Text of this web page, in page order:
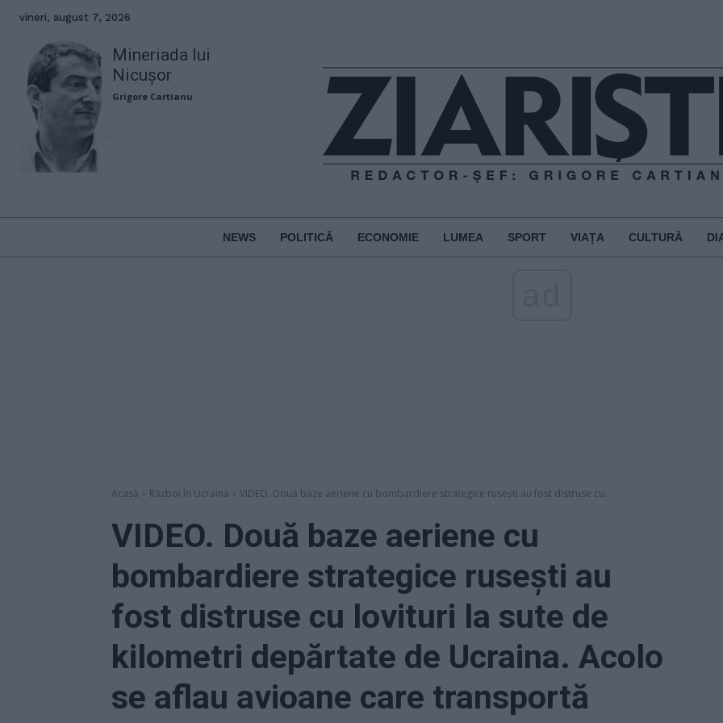
vineri, august 7, 2026
Mineriada lui
Nicușor
Grigore Cartianu
NEWS POLITICĂ ECONOMIE LUMEA SPORT VIAȚA CULTURĂ
Acasă Război în Ucraina VIDEO. Două baze aeriene cu bombardiere strategice rusești au fost distruse cu...
VIDEO. Două baze aeriene cu
bombardiere strategice rusești au
fost distruse cu lovituri la sute de
kilometri depărtate de Ucraina. Acolo
se aflau avioane care transportă